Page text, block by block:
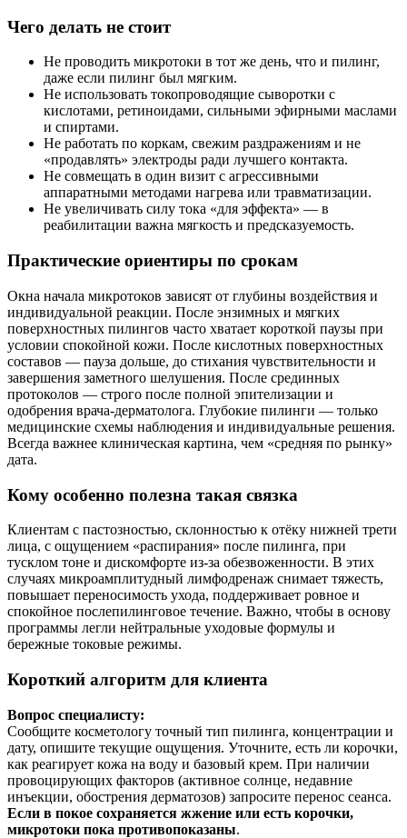
Чего делать не стоит
Не проводить микротоки в тот же день, что и пилинг,
даже если пилинг был мягким.
Не использовать токопроводящие сыворотки с
кислотами, ретиноидами, сильными эфирными маслами
и спиртами.
Не работать по коркам, свежим раздражениям и не
«продавлять» электроды ради лучшего контакта.
Не совмещать в один визит с агрессивными
аппаратными методами нагрева или травматизации.
Не увеличивать силу тока «для эффекта» — в
реабилитации важна мягкость и предсказуемость.
Практические ориентиры по срокам
Окна начала микротоков зависят от глубины воздействия и
индивидуальной реакции. После энзимных и мягких
поверхностных пилингов часто хватает короткой паузы при
условии спокойной кожи. После кислотных поверхностных
составов — пауза дольше, до стихания чувствительности и
завершения заметного шелушения. После срединных
протоколов — строго после полной эпителизации и
одобрения врача‑дерматолога. Глубокие пилинги — только
медицинские схемы наблюдения и индивидуальные решения.
Всегда важнее клиническая картина, чем «средняя по рынку»
дата.
Кому особенно полезна такая связка
Клиентам с пастозностью, склонностью к отёку нижней трети
лица, с ощущением «распирания» после пилинга, при
тусклом тоне и дискомфорте из‑за обезвоженности. В этих
случаях микроамплитудный лимфодренаж снимает тяжесть,
повышает переносимость ухода, поддерживает ровное и
спокойное послепилинговое течение. Важно, чтобы в основу
программы легли нейтральные уходовые формулы и
бережные токовые режимы.
Короткий алгоритм для клиента
Вопрос специалисту:
Сообщите косметологу точный тип пилинга, концентрации и
дату, опишите текущие ощущения. Уточните, есть ли корочки,
как реагирует кожа на воду и базовый крем. При наличии
провоцирующих факторов (активное солнце, недавние
инъекции, обострения дерматозов) запросите перенос сеанса.
Если в покое сохраняется жжение или есть корочки,
микротоки пока противопоказаны.